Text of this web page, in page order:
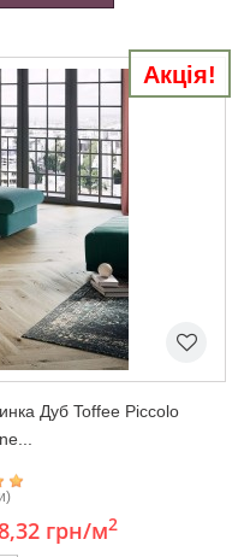
Акція!
Дуб Toffee Piccolo
грн/м2